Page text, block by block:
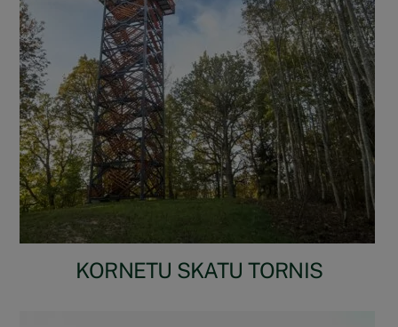
KORNETU SKATU TORNIS